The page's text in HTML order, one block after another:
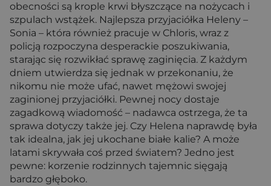
obecności są krople krwi błyszczące na nożycach i
szpulach wstążek. Najlepsza przyjaciółka Heleny –
Sonia – która również pracuje w Chloris, wraz z
policją rozpoczyna desperackie poszukiwania,
starając się rozwikłać sprawę zaginięcia. Z każdym
dniem utwierdza się jednak w przekonaniu, że
nikomu nie może ufać, nawet mężowi swojej
zaginionej przyjaciółki. Pewnej nocy dostaje
zagadkową wiadomość – nadawca ostrzega, że ta
sprawa dotyczy także jej. Czy Helena naprawdę była
tak idealna, jak jej ukochane białe kalie? A może
latami skrywała coś przed światem? Jedno jest
pewne: korzenie rodzinnych tajemnic sięgają
bardzo głęboko.